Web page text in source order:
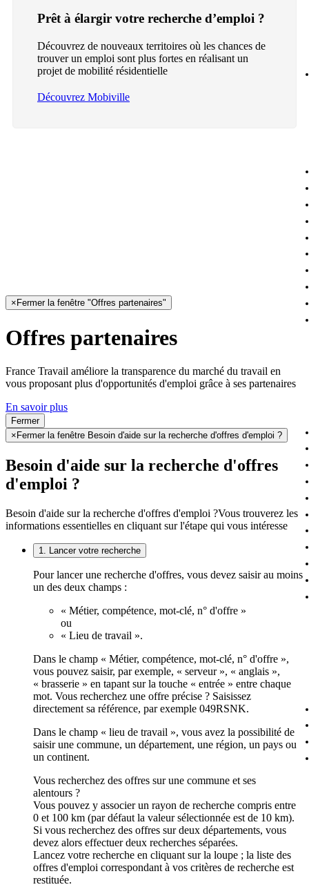
Prêt à élargir votre recherche d’emploi ?
Découvrez de nouveaux territoires où les chances de
trouver un emploi sont plus fortes en réalisant un
projet de mobilité résidentielle
Découvrez Mobiville
× Fermer la fenêtre "Offres partenaires"
Offres partenaires
France Travail améliore la transparence du marché du travail en
vous proposant plus d'opportunités d'emploi grâce à ses partenaires
En savoir plus
Fermer
× Fermer la fenêtre Besoin d'aide sur la recherche d'offres d'emploi ?
Besoin d'aide sur la recherche d'offres
d'emploi ?
Besoin d'aide sur la recherche d'offres d'emploi ?Vous trouverez les
informations essentielles en cliquant sur l'étape qui vous intéresse
1. Lancer votre recherche
Pour lancer une recherche d'offres, vous devez saisir au moins
un des deux champs :
« Métier, compétence, mot-clé, n° d'offre »
ou
« Lieu de travail ».
Dans le champ « Métier, compétence, mot-clé, n° d'offre »,
vous pouvez saisir, par exemple, « serveur », « anglais »,
« brasserie » en tapant sur la touche « entrée » entre chaque
mot. Vous recherchez une offre précise ? Saisissez
directement sa référence, par exemple 049RSNK.
Dans le champ « lieu de travail », vous avez la possibilité de
saisir une commune, un département, une région, un pays ou
un continent.
Vous recherchez des offres sur une commune et ses
alentours ?
Vous pouvez y associer un rayon de recherche compris entre
0 et 100 km (par défaut la valeur sélectionnée est de 10 km).
Si vous recherchez des offres sur deux départements, vous
devez alors effectuer deux recherches séparées.
Lancez votre recherche en cliquant sur la loupe ; la liste des
offres d'emploi correspondant à vos critères de recherche est
restituée.